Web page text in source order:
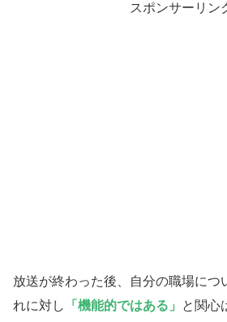
スポンサーリン
放送が終わった後、自分の職場につ
れに対し
「機能的ではある」 と関心